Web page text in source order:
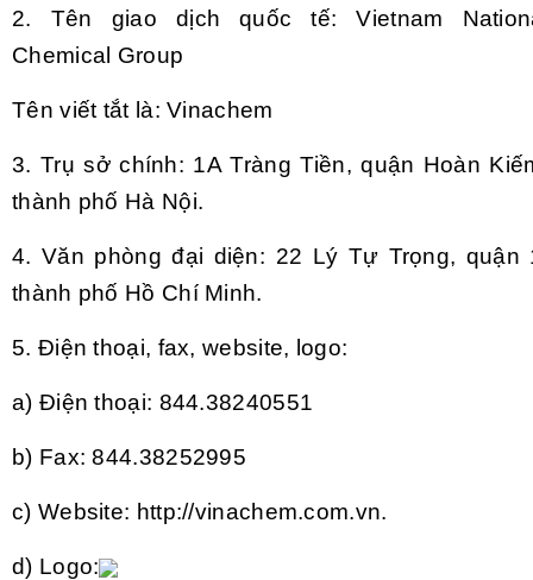
2. Tên giao dịch quốc tế: Vietnam
Chemical Group
Tên viết tắt là: Vinachem
3. Trụ sở chính: 1A Tràng Tiền, quận Hoàn
thành phố Hà Nội.
4.Văn phòng đại diện: 22 Lý Tự Trọng, quận
thành phố Hồ Chí Minh.
5. Điện thoại, fax, website, logo:
a) Điện thoại: 844.38240551
b) Fax: 844.38252995
c) Website: http://vinachem.com.vn.
d) Logo: